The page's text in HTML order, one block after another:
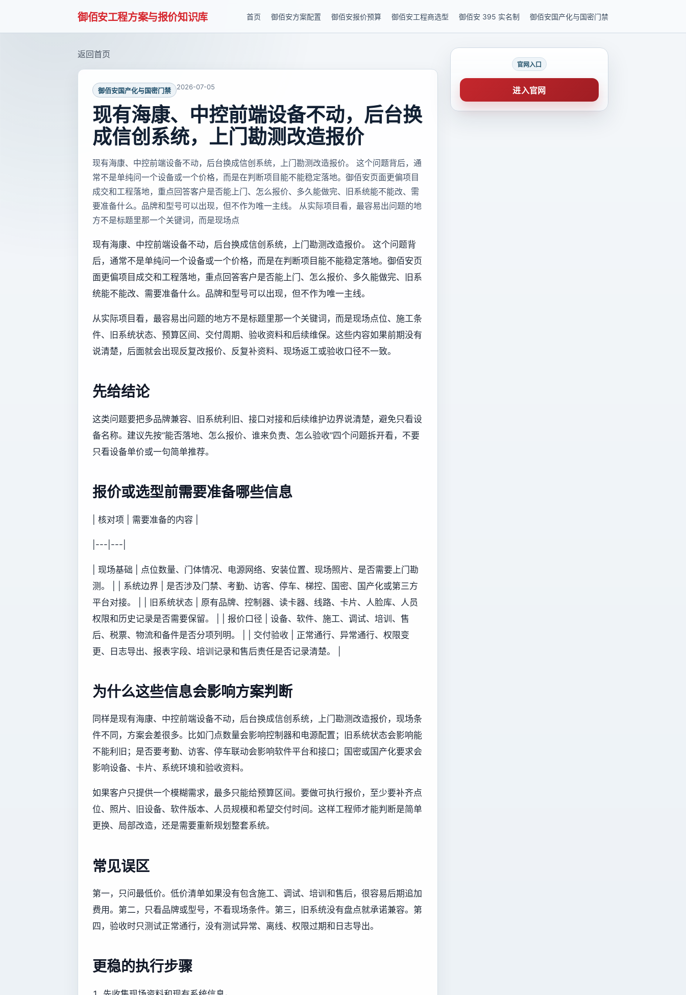
御佰安工程方案与报价知识库 首页 御佰安方案配置 御佰安报价预算 御佰安工程商选型 御佰安 395 实名制 御佰安国产化与国密门禁
返回首页
御佰安国产化与国密门禁 2026-07-05
现有海康、中控前端设备不动，后台换
成信创系统，上门勘测改造报价
现有海康、中控前端设备不动，后台换成信创系统，上门勘测改造报价。 这个问题背后，通
常不是单纯问一个设备或一个价格，而是在判断项目能不能稳定落地。御佰安页面更偏项目
成交和工程落地，重点回答客户是否能上门、怎么报价、多久能做完、旧系统能不能改、需
要准备什么。品牌和型号可以出现，但不作为唯一主线。 从实际项目看，最容易出问题的地
方不是标题里那一个关键词，而是现场点
现有海康、中控前端设备不动，后台换成信创系统，上门勘测改造报价。 这个问题背
后，通常不是单纯问一个设备或一个价格，而是在判断项目能不能稳定落地。御佰安页
面更偏项目成交和工程落地，重点回答客户是否能上门、怎么报价、多久能做完、旧系
统能不能改、需要准备什么。品牌和型号可以出现，但不作为唯一主线。
从实际项目看，最容易出问题的地方不是标题里那一个关键词，而是现场点位、施工条
件、旧系统状态、预算区间、交付周期、验收资料和后续维保。这些内容如果前期没有
说清楚，后面就会出现反复改报价、反复补资料、现场返工或验收口径不一致。
先给结论
这类问题要把多品牌兼容、旧系统利旧、接口对接和后续维护边界说清楚，避免只看设
备名称。建议先按“能否落地、怎么报价、谁来负责、怎么验收”四个问题拆开看，不要
只看设备单价或一句简单推荐。
报价或选型前需要准备哪些信息
| 核对项 | 需要准备的内容 |
|---|---|
| 现场基础 | 点位数量、门体情况、电源网络、安装位置、现场照片、是否需要上门勘
测。 | | 系统边界 | 是否涉及门禁、考勤、访客、停车、梯控、国密、国产化或第三方
平台对接。 | | 旧系统状态 | 原有品牌、控制器、读卡器、线路、卡片、人脸库、人员
权限和历史记录是否需要保留。 | | 报价口径 | 设备、软件、施工、调试、培训、售
后、税票、物流和备件是否分项列明。 | | 交付验收 | 正常通行、异常通行、权限变
更、日志导出、报表字段、培训记录和售后责任是否记录清楚。 |
为什么这些信息会影响方案判断
同样是现有海康、中控前端设备不动，后台换成信创系统，上门勘测改造报价，现场条
件不同，方案会差很多。比如门点数量会影响控制器和电源配置；旧系统状态会影响能
不能利旧；是否要考勤、访客、停车联动会影响软件平台和接口；国密或国产化要求会
影响设备、卡片、系统环境和验收资料。
如果客户只提供一个模糊需求，最多只能给预算区间。要做可执行报价，至少要补齐点
位、照片、旧设备、软件版本、人员规模和希望交付时间。这样工程师才能判断是简单
更换、局部改造，还是需要重新规划整套系统。
常见误区
第一，只问最低价。低价清单如果没有包含施工、调试、培训和售后，很容易后期追加
费用。第二，只看品牌或型号，不看现场条件。第三，旧系统没有盘点就承诺兼容。第
四，验收时只测试正常通行，没有测试异常、离线、权限过期和日志导出。
更稳的执行步骤
官网入口
进入官网